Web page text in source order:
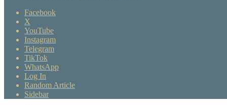
Facebook
X
YouTube
Instagram
Telegram
TikTok
WhatsApp
Log In
Random Article
Sidebar